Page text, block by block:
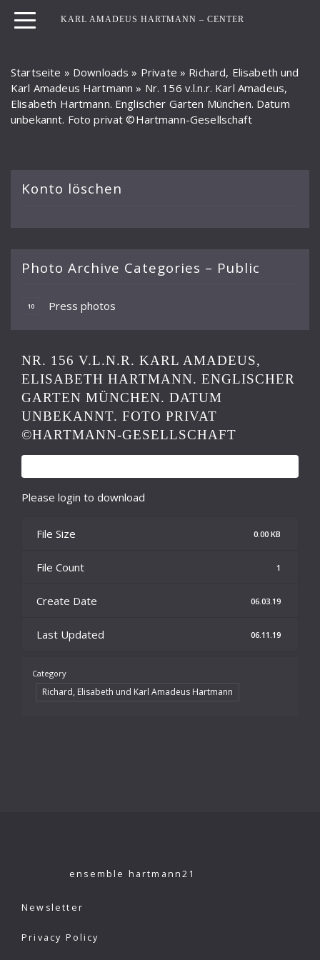
KARL AMADEUS HARTMANN – CENTER
Startseite » Downloads » Private » Richard, Elisabeth und
Karl Amadeus Hartmann » Nr. 156 v.l.n.r. Karl Amadeus,
Elisabeth Hartmann. Englischer Garten München. Datum
unbekannt. Foto privat ©Hartmann-Gesellschaft
Konto löschen
Photo Archive Categories – Public
Press photos
10
NR. 156 V.L.N.R. KARL AMADEUS,
ELISABETH HARTMANN. ENGLISCHER
GARTEN MÜNCHEN. DATUM
UNBEKANNT. FOTO PRIVAT
©HARTMANN-GESELLSCHAFT
Please login to download
File Size 0.00 KB
File Count 1
Create Date 06.03.19
Last Updated 06.11.19
Category
Richard, Elisabeth und Karl Amadeus Hartmann
ensemble hartmann21
Newsletter
Privacy Policy